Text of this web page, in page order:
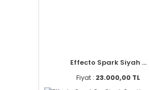
Effecto Spark Siyah ...
Fiyat : 23.000,00 TL